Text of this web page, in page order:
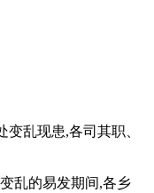
乱现患,各司其职、
乱的易发期间,各乡